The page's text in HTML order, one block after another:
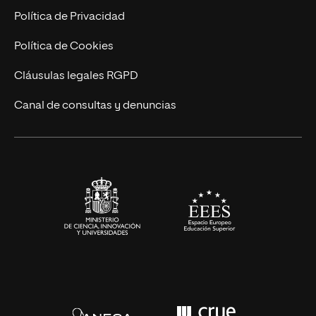
Postgrados
Cursos Universitarios
Trabaja en UNIR
Actualidad
UNIR Revista
Eventos
Política de Privacidad
Política de Cookies
Cláusulas legales RGPD
Canal de consultas y denuncias